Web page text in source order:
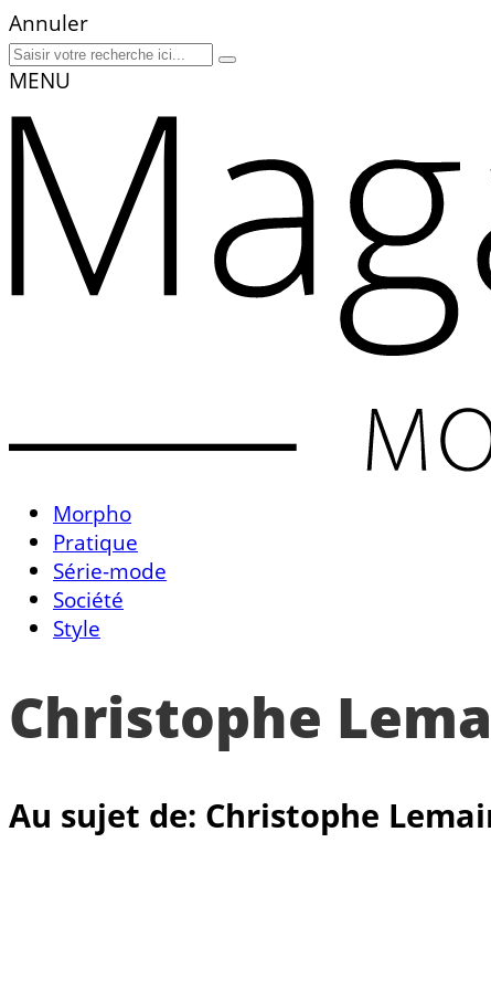
Annuler
MENU
Morpho
Pratique
Série-mode
Société
Style
Christophe
Au sujet de: Christophe